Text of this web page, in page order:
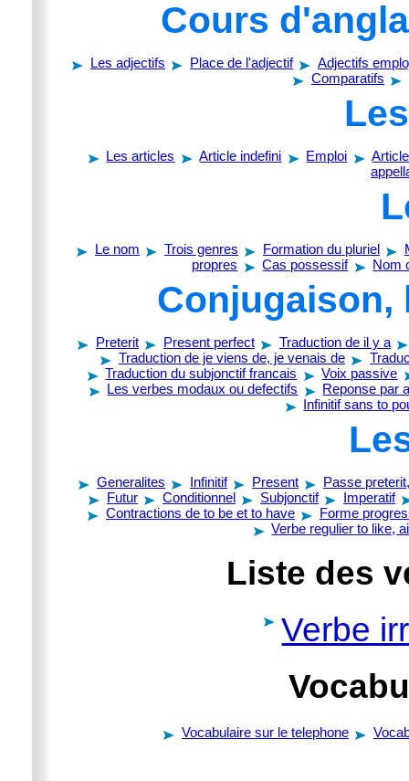
Cours
Les adjectifs Place de l'adjectif
Adjectifs
Comparatifs
Les articles Article indefini Emploi
Le nom Trois genres Formation du pluriel
propres
Cas possessif Nom
Conjugaison,
Preterit Present perfect
Traduction de il y a
Traduction de je viens de, je venais de
Traduction du subjonctif francais
Voix passive
Les verbes modaux ou defectifs
Reponse par
Infinitif sans to
Generalites Infinitif Present
Passe
Futur
Conditionnel Subjonctif
Imperatif
Contractions de to be et to have
Forme
Verbe regulier to like,
Liste des
Verbe
Vocabulaire sur le telephone